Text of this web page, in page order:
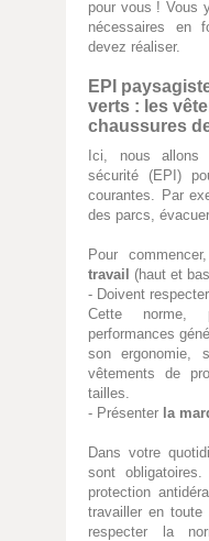
pour vous ! Vous
nécessaires en
devez réaliser.
EPI
verts : les
chaussures
Ici, nous allons
sécurité (EPI)
courantes. Par
des parcs,
Pour
travail
(haut et
- Doivent
Cette norme,
performances
son ergonomie,
vêtements de
tailles.
- Présenter la
Dans votre
sont
protection
travailler en toute
respecter la